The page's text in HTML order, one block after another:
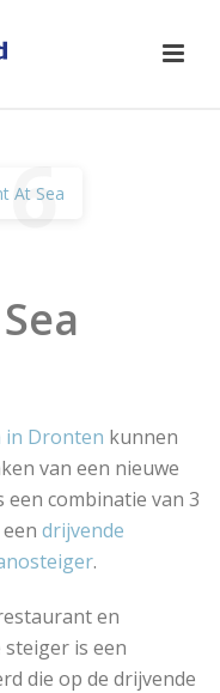
At Sea
in Dronten kunnen
van een nieuwe
combinatie van 3
drijvende
.
en
is een
die op de drijvende